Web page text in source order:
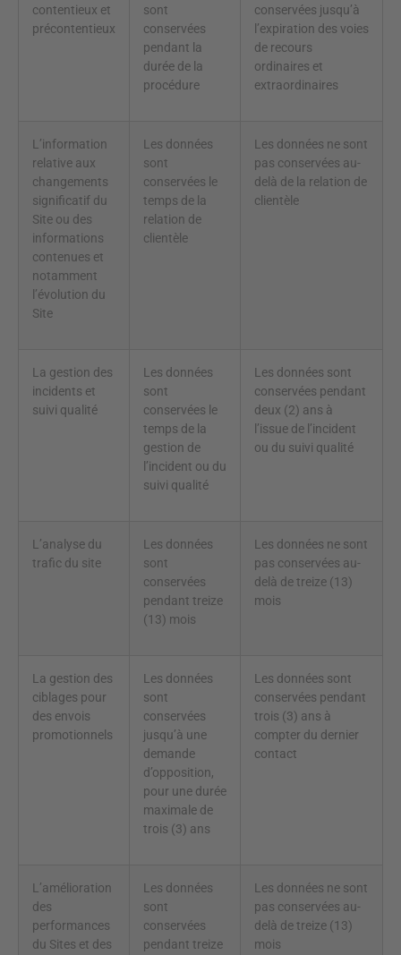
contentieux et
précontentieux
sont
conservées
pendant la
durée de la
procédure
conservées jusqu’à
l’expiration des voies
de recours
ordinaires et
extraordinaires
L’information
relative aux
changements
significatif du
Site ou des
informations
contenues et
notamment
l’évolution du
Site
Les données
sont
conservées le
temps de la
relation de
clientèle
Les données ne sont
pas conservées au-
delà de la relation de
clientèle
La gestion des
incidents et
suivi qualité
Les données
sont
conservées le
temps de la
gestion de
l’incident ou du
suivi qualité
Les données sont
conservées pendant
deux (2) ans à
l’issue de l’incident
ou du suivi qualité
L’analyse du
trafic du site
Les données
sont
conservées
pendant treize
(13) mois
Les données ne sont
pas conservées au-
delà de treize (13)
mois
La gestion des
ciblages pour
des envois
promotionnels
Les données
sont
conservées
jusqu’à une
demande
d’opposition,
pour une durée
maximale de
trois (3) ans
Les données sont
conservées pendant
trois (3) ans à
compter du dernier
contact
L’amélioration
des
performances
du Sites et des
Les données
sont
conservées
pendant treize
Les données ne sont
pas conservées au-
delà de treize (13)
mois